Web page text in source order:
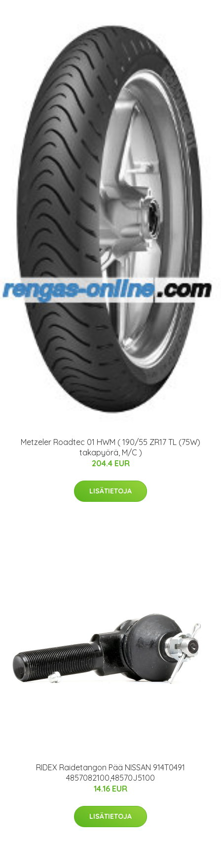
Metzeler Roadtec 01 HWM ( 190/55 ZR17 TL (75W)
takapyörä, M/C )
204.4 EUR
LISÄTIETOJA
RIDEX Raidetangon Pää NISSAN 914T0491
4857082100,48570J5100
14.16 EUR
LISÄTIETOJA